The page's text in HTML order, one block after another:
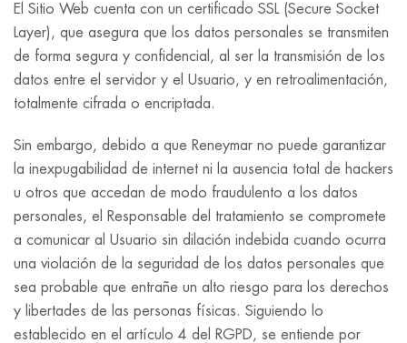
El Sitio Web cuenta con un certificado SSL (Secure Socket
Layer), que asegura que los datos personales se transmiten
de forma segura y confidencial, al ser la transmisión de los
datos entre el servidor y el Usuario, y en retroalimentación,
totalmente cifrada o encriptada.
Sin embargo, debido a que Reneymar no puede garantizar
la inexpugabilidad de internet ni la ausencia total de hackers
u otros que accedan de modo fraudulento a los datos
personales, el Responsable del tratamiento se compromete
a comunicar al Usuario sin dilación indebida cuando ocurra
una violación de la seguridad de los datos personales que
sea probable que entrañe un alto riesgo para los derechos
y libertades de las personas físicas. Siguiendo lo
establecido en el artículo 4 del RGPD, se entiende por